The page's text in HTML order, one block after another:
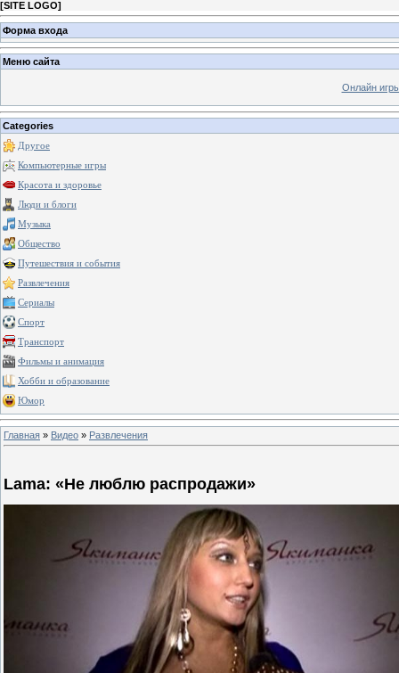
[SITE LOGO]
Форма входа
Меню сайта
Онлайн
Categories
Другое
Компьютерные игры
Красота и здоровье
Люди и блоги
Музыка
Общество
Путешествия и события
Развлечения
Сериалы
Спорт
Транспорт
Фильмы и анимация
Хобби и образование
Юмор
Главная » Видео » Развлечения
Lama: «Не люблю распродажи»